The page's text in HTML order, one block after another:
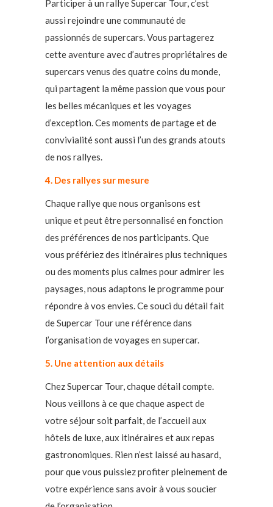
Participer à un rallye Supercar Tour, c’est
aussi rejoindre une communauté de
passionnés de supercars. Vous partagerez
cette aventure avec d’autres propriétaires de
supercars venus des quatre coins du monde,
qui partagent la même passion que vous pour
les belles mécaniques et les voyages
d’exception. Ces moments de partage et de
convivialité sont aussi l’un des grands atouts
de nos rallyes.
4. Des rallyes sur mesure
Chaque rallye que nous organisons est
unique et peut être personnalisé en fonction
des préférences de nos participants. Que
vous préfériez des itinéraires plus techniques
ou des moments plus calmes pour admirer les
paysages, nous adaptons le programme pour
répondre à vos envies. Ce souci du détail fait
de Supercar Tour une référence dans
l’organisation de voyages en supercar.
5. Une attention aux détails
Chez Supercar Tour, chaque détail compte.
Nous veillons à ce que chaque aspect de
votre séjour soit parfait, de l’accueil aux
hôtels de luxe, aux itinéraires et aux repas
gastronomiques. Rien n’est laissé au hasard,
pour que vous puissiez profiter pleinement de
votre expérience sans avoir à vous soucier